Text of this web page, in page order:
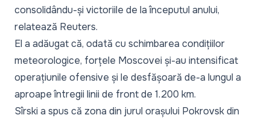
consolidându-și victoriile de la începutul anului,
relatează Reuters.
El a adăugat că, odată cu schimbarea condițiilor
meteorologice, forțele Moscovei și-au intensificat
operațiunile ofensive și le desfășoară de-a lungul a
aproape întregii linii de front de 1.200 km.
Sîrski a spus că zona din jurul orașului Pokrovsk din